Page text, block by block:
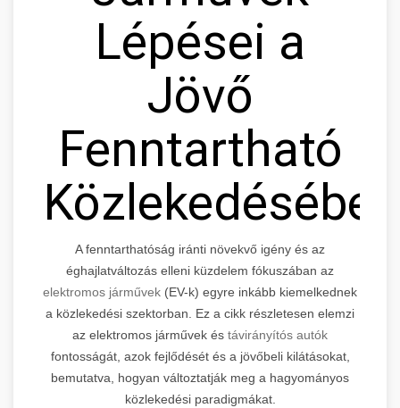
Lépései a
Jövő
Fenntartható
Közlekedésében
A fenntarthatóság iránti növekvő igény és az
éghajlatváltozás elleni küzdelem fókuszában az
elektromos járművek (EV-k) egyre inkább kiemelkednek
a közlekedési szektorban. Ez a cikk részletesen elemzi
az elektromos járművek és távirányítós autók
fontosságát, azok fejlődését és a jövőbeli kilátásokat,
bemutatva, hogyan változtatják meg a hagyományos
közlekedési paradigmákat.